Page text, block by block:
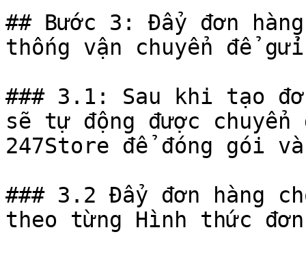
## Bước 3: Đẩy đơn
thống vận chuyển để
### 3.1: Sau khi tạo
sẽ tự động được chuyển
247Store để đóng gói
### 3.2 Đẩy đơn hàng
theo từng Hình thức